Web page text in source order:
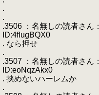
.
.
.3506 ：名無しの読者さん
ID:4flugBQX0
. なら押せ
.
.3507 ：名無しの読者さん
ID:eoNqzAkx0
. 挟めないハーレムか
.